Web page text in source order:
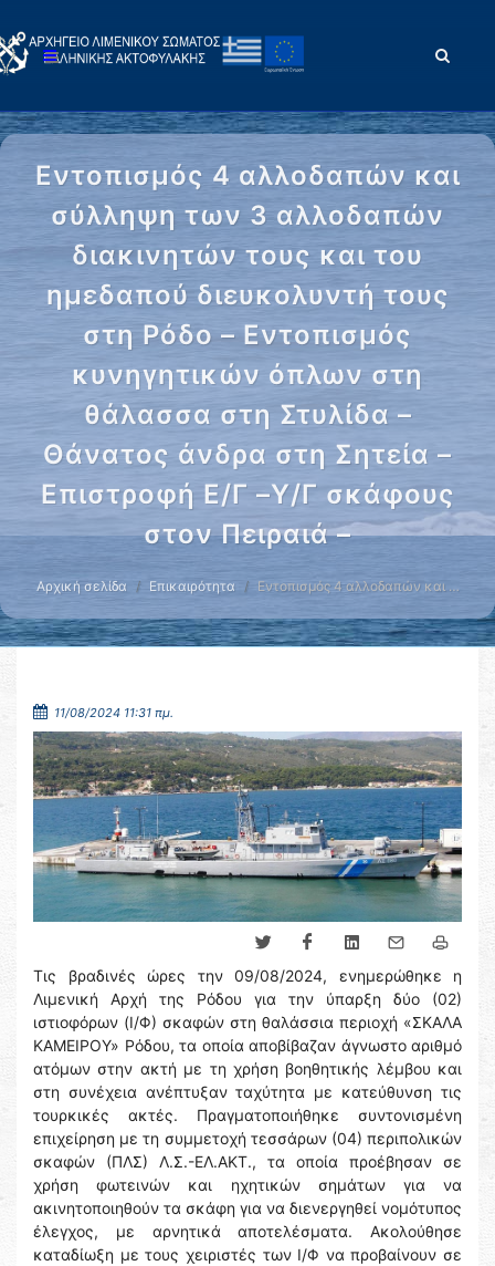
Εντοπισμός 4 αλλοδαπών και
σύλληψη των 3 αλλοδαπών
διακινητών τους και του
ημεδαπού διευκολυντή τους
στη Ρόδο – Εντοπισμός
κυνηγητικών όπλων στη
θάλασσα στη Στυλίδα –
Θάνατος άνδρα στη Σητεία –
Επιστροφή Ε/Γ –Υ/Γ σκάφους
στον Πειραιά –
Αρχική σελίδα Επικαιρότητα Εντοπισμός 4 αλλοδαπών και …
11/08/2024 11:31 πμ.
Τις βραδινές ώρες την 09/08/2024, ενημερώθηκε η
Λιμενική Αρχή της Ρόδου για την ύπαρξη δύο (02)
ιστιοφόρων (Ι/Φ) σκαφών στη θαλάσσια περιοχή «ΣΚΑΛΑ
ΚΑΜΕΙΡΟΥ» Ρόδου, τα οποία αποβίβαζαν άγνωστο αριθμό
ατόμων στην ακτή με τη χρήση βοηθητικής λέμβου και
στη συνέχεια ανέπτυξαν ταχύτητα με κατεύθυνση τις
τουρκικές ακτές. Πραγματοποιήθηκε συντονισμένη
επιχείρηση με τη συμμετοχή τεσσάρων (04) περιπολικών
σκαφών (ΠΛΣ) Λ.Σ.-ΕΛ.ΑΚΤ., τα οποία προέβησαν σε
χρήση φωτεινών και ηχητικών σημάτων για να
ακινητοποιηθούν τα σκάφη για να διενεργηθεί νομότυπος
έλεγχος, με αρνητικά αποτελέσματα. Ακολούθησε
καταδίωξη με τους χειριστές των Ι/Φ να προβαίνουν σε